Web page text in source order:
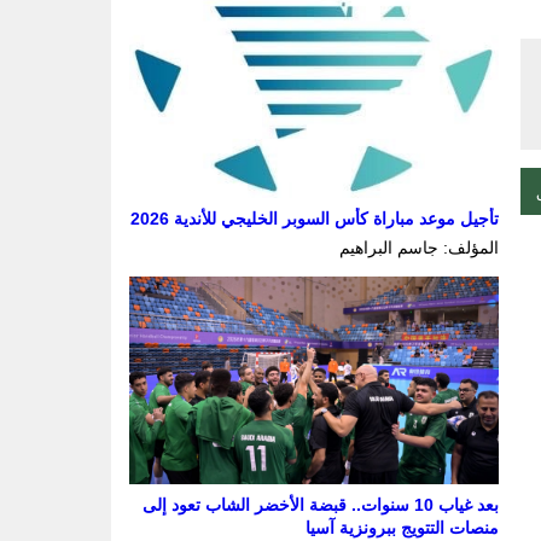
تأجيل موعد مباراة كأس السوبر الخليجي للأندية 2026
المؤلف: جاسم البراهيم
بعد غياب 10 سنوات.. قبضة الأخضر الشاب تعود إلى
منصات التتويج ببرونزية آسيا